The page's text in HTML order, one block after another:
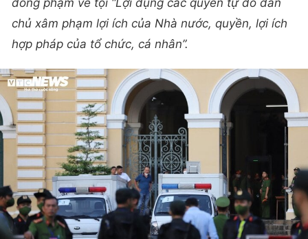
chủ xâm phạm lợi ích của Nhà nước, quyền, lợi ích
hợp pháp của tổ chức, cá nhân”.